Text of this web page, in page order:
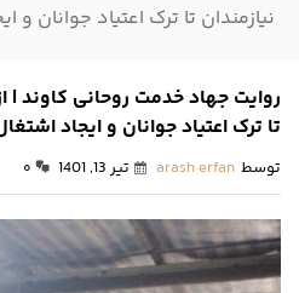
نیازمندان تا ترک اعتیاد جوانان و
روایت جهاد خدمت روحانی کاوند |
تا ترک اعتیاد جوانان و ایجاد
توسط arash erfan تیر 13, 1401 ۰